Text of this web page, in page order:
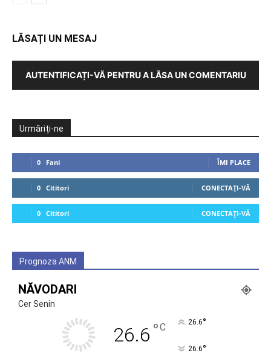
LĂSAȚI UN MESAJ
AUTENTIFICAȚI-VĂ PENTRU A LĂSA UN COMENTARIU
Urmăriți-ne
0 Fani ÎMI PLACE
0 Cititori CONECTAȚI-VĂ
0 Cititori CONECTAȚI-VĂ
Prognoza ANM
NĂVODARI
Cer Senin
26.6 °C 26.6°
26.6°